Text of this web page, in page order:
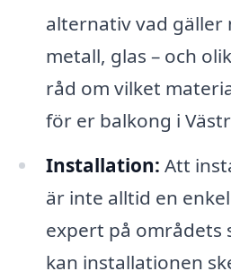
alternativ vad gäller
metall, glas – och
råd om vilket
för er balkong i
Installation: Att
är inte alltid en
expert på områdets
kan installationen